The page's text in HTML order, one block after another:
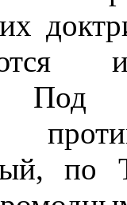
Под
по